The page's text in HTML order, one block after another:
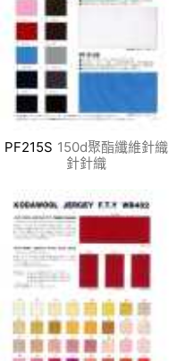
PF215S 150d聚酯纖維針織
針針織